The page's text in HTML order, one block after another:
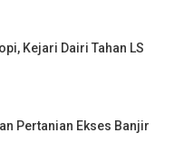
Kejari Dairi Tahan LS
Pertanian Ekses Banjir